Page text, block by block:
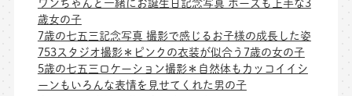
歳女の子
7歳の七五三記念写真 撮影で感じるお子様の成長した姿
753スタジオ撮影＊ピンクの衣装が似合う7歳の女の子
5歳の七五三ロケーション撮影＊自然体もカッコイイシ
ーンもいろんな表情を見せてくれた男の子